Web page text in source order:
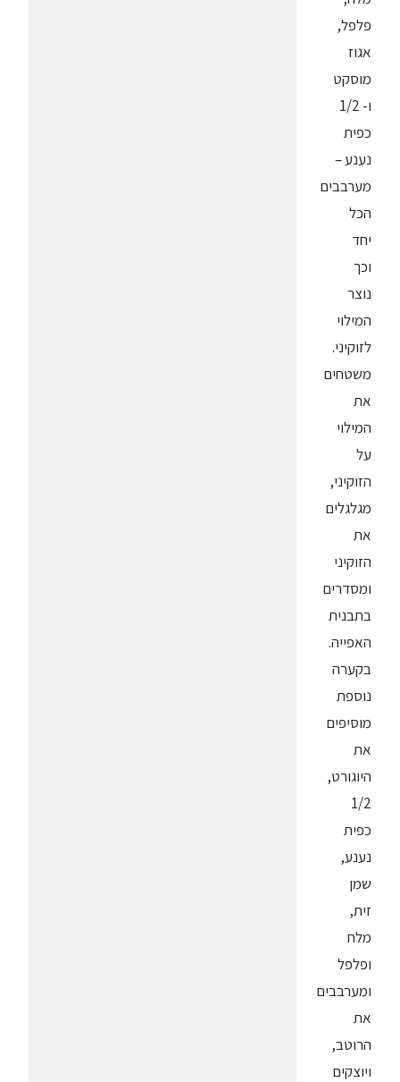
פלפל,
אגוז
מוסקט
ו- 1/2
כפית
נענע –
מערבבים
הכל
יחד
וכך
נוצר
המילוי
לזוקיני.
משטחים
את
המילוי
על
הזוקיני,
מגלגלים
את
הזוקיני
ומסדרים
בתבנית
האפייה.
בקערה
נוספת
מוסיפים
את
היוגורט,
1/2
כפית
נענע,
שמן
זית,
מלח
ופלפל
ומערבבים
את
הרוטב,
ויוצקים